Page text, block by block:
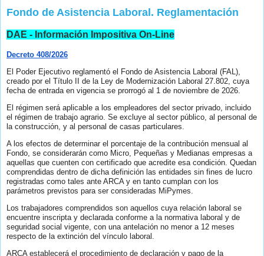
Fondo de Asistencia Laboral. Reglamentación
DAE - Información Impositiva On-Line
Decreto 408/2026
El Poder Ejecutivo reglamentó el Fondo de Asistencia Laboral (FAL),
creado por el Título II de la Ley de Modernización Laboral 27.802, cuya
fecha de entrada en vigencia se prorrogó al 1 de noviembre de 2026.
El régimen será aplicable a los empleadores del sector privado, incluido
el régimen de trabajo agrario. Se excluye al sector público, al personal de
la construcción, y al personal de casas particulares.
A los efectos de determinar el porcentaje de la contribución mensual al
Fondo, se considerarán como Micro, Pequeñas y Medianas empresas a
aquellas que cuenten con certificado que acredite esa condición. Quedan
comprendidas dentro de dicha definición las entidades sin fines de lucro
registradas como tales ante ARCA y en tanto cumplan con los
parámetros previstos para ser consideradas MiPymes.
Los trabajadores comprendidos son aquellos cuya relación laboral se
encuentre inscripta y declarada conforme a la normativa laboral y de
seguridad social vigente, con una antelación no menor a 12 meses
respecto de la extinción del vínculo laboral.
ARCA establecerá el procedimiento de declaración y pago de la